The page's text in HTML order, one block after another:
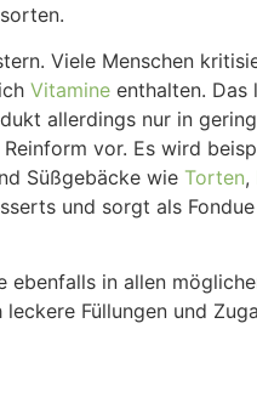
Viele Menschen
Vitamine enthalten. Das
allerdings nur in
vor. Es wird
Süßgebäcke wie Torten,
und sorgt als
ebenfalls in allen
Füllungen und